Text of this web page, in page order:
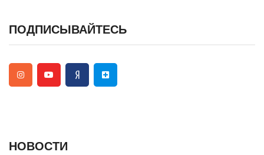
ПОДПИСЫВАЙТЕСЬ
НОВОСТИ